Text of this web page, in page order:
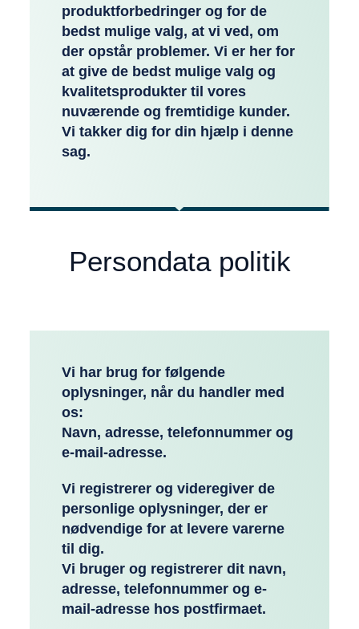
produktforbedringer og for de
bedst mulige valg, at vi ved, om
der opstår problemer. Vi er her for
at give de bedst mulige valg og
kvalitetsprodukter til vores
nuværende og fremtidige kunder.
Vi takker dig for din hjælp i denne
sag.
Persondata politik
Vi har brug for følgende
oplysninger, når du handler med
os:
Navn, adresse, telefonnummer og
e-mail-adresse.
Vi registrerer og videregiver de
personlige oplysninger, der er
nødvendige for at levere varerne
til dig.
Vi bruger og registrerer dit navn,
adresse, telefonnummer og e-
mail-adresse hos postfirmaet.